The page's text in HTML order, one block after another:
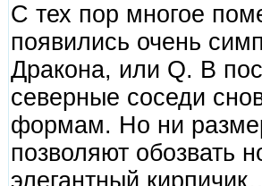
С тех пор многое
появились очень
Дракона, или Q. В
северные соседи
формам. Но ни
позволяют обозвать
элегантный